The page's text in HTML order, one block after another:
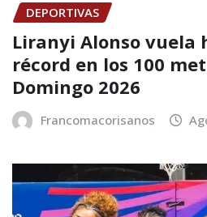
DEPORTIVAS
Liranyi Alonso vuela
récord en los 100
Domingo 2026
Francomacorisanos